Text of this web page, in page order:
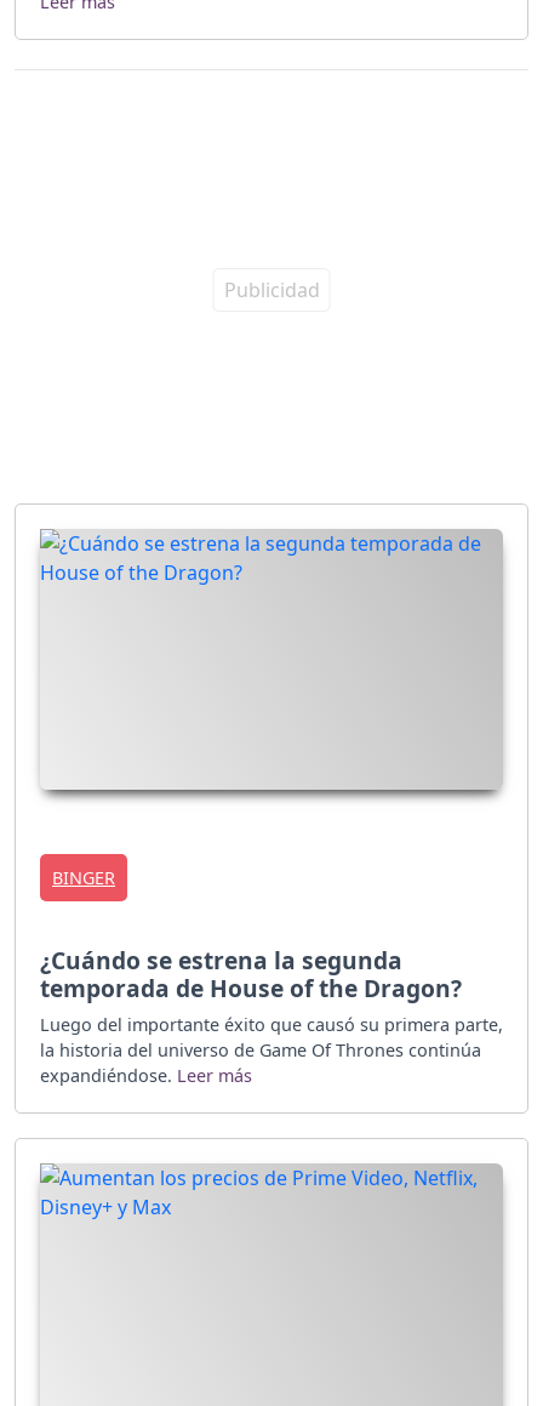
BINGER
¿Cuándo se estrena la segunda
temporada de House of the Dragon?
Luego del importante éxito que causó su primera parte,
la historia del universo de Game Of Thrones continúa
expandiéndose.